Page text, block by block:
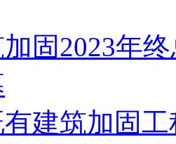
固2023年
建筑加固